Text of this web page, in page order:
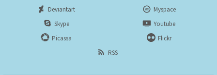
Deviantart
Myspace
Skype
Youtube
Picassa
Flickr
RSS